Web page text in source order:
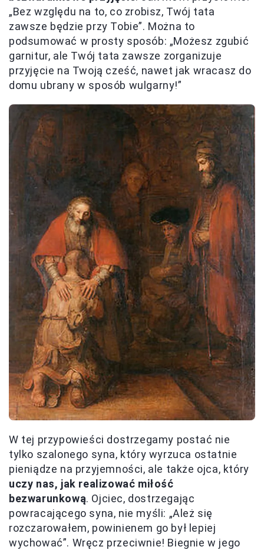
„Bez względu na to, co zrobisz, Twój tata
zawsze będzie przy Tobie”. Można to
podsumować w prosty sposób: „Możesz zgubić
garnitur, ale Twój tata zawsze zorganizuje
przyjęcie na Twoją cześć, nawet jak wracasz do
domu ubrany w sposób wulgarny!”
W tej przypowieści dostrzegamy postać nie
tylko szalonego syna, który wyrzuca ostatnie
pieniądze na przyjemności, ale także ojca, który
uczy nas, jak realizować miłość
bezwarunkową. Ojciec, dostrzegając
powracającego syna, nie myśli: „Ależ się
rozczarowałem, powinienem go był lepiej
wychować”. Wręcz przeciwnie! Biegnie w jego